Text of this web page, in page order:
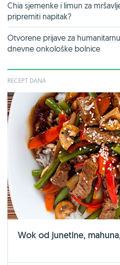
Chia sjemenke i limun za
pripremiti napitak?
Otvorene prijave za
dnevne onkološke bolnice
RECEPT DANA
Wok od junetine,